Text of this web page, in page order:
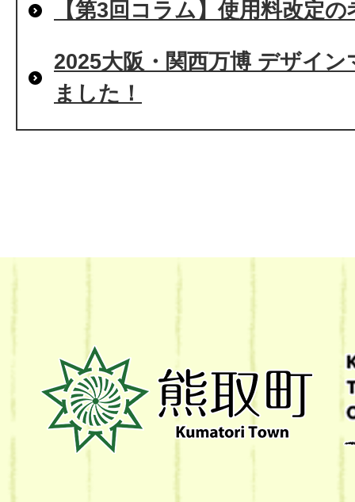
【第3回コラム】使用料改定
2025大阪・関西万博 デザイ
ました！
熊
取
町
Kumatori